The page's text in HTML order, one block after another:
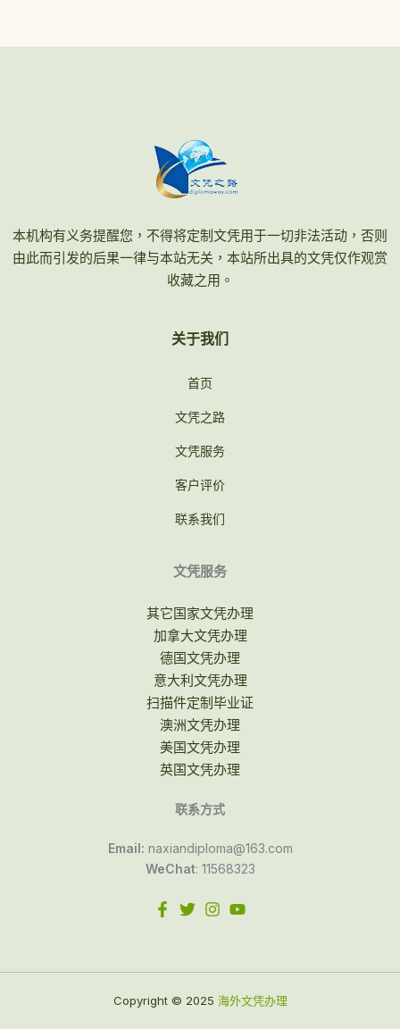
本机构有义务提醒您，不得将定制文凭用于一切非法活动，否则
由此而引发的后果一律与本站无关，本站所出具的文凭仅作观赏
收藏之用。
关于我们
首页
文凭之路
文凭服务
客户评价
联系我们
文凭服务
其它国家文凭办理
加拿大文凭办理
德国文凭办理
意大利文凭办理
扫描件定制毕业证
澳洲文凭办理
美国文凭办理
英国文凭办理
联系方式
Email: naxiandiploma@163.com
WeChat: 11568323
Copyright © 2025 海外文凭办理